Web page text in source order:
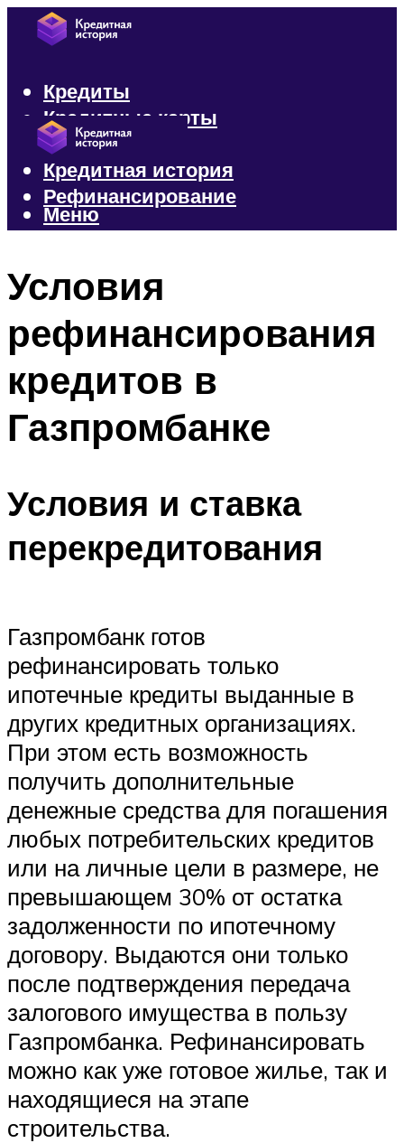
Кредиты
Кредитные карты
Микрозаймы
Кредитная история
Рефинансирование
Меню
Условия
рефинансирования
кредитов в
Газпромбанке
Условия и ставка
перекредитования
Газпромбанк готов
рефинансировать только
ипотечные кредиты выданные в
других кредитных организациях.
При этом есть возможность
получить дополнительные
денежные средства для погашения
любых потребительских кредитов
или на личные цели в размере, не
превышающем 30% от остатка
задолженности по ипотечному
договору. Выдаются они только
после подтверждения передача
залогового имущества в пользу
Газпромбанка. Рефинансировать
можно как уже готовое жилье, так и
находящиеся на этапе
строительства.